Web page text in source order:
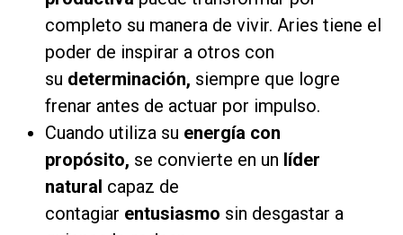
completo su manera de vivir. Aries tiene el
poder de inspirar a otros con
su determinación, siempre que logre
frenar antes de actuar por impulso.
Cuando utiliza su energía con
propósito, se convierte en un líder
natural capaz de
contagiar entusiasmo sin desgastar a